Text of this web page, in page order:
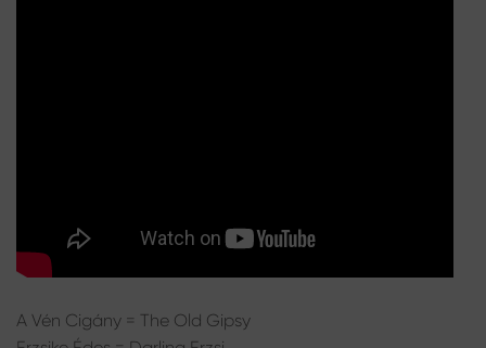
A Vén Cigány = The Old Gipsy